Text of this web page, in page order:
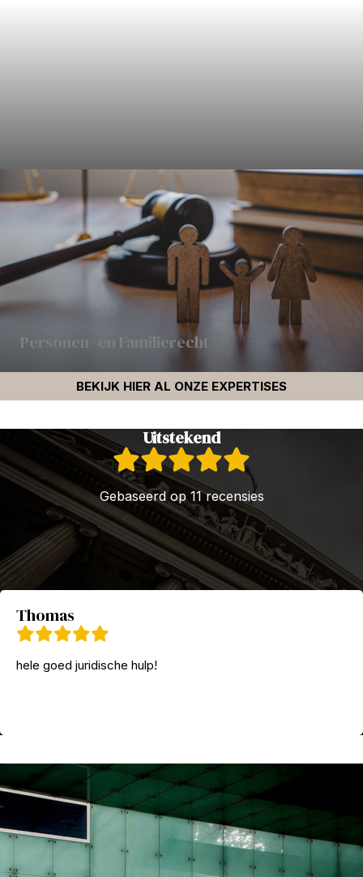
Personen- en Familierecht
BEKIJK HIER AL ONZE EXPERTISES
Uitstekend
Gebaseerd op 11 recensies
Thomas
hele goed juridische hulp!